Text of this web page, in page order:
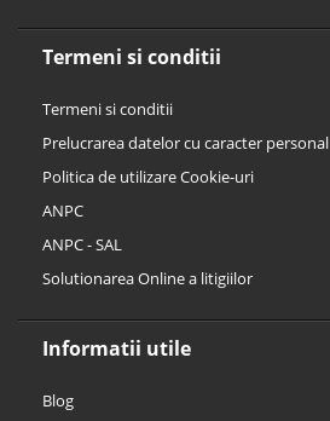
Termeni si conditii
Termeni si conditii
Prelucrarea datelor cu caracter personal
Politica de utilizare Cookie-uri
ANPC
ANPC - SAL
Solutionarea Online a litigiilor
Informatii utile
Blog